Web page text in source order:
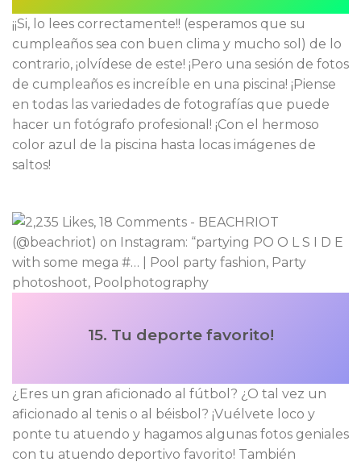
¡¡Si, lo lees correctamente!! (esperamos que su
cumpleaños sea con buen clima y mucho sol) de lo
contrario, ¡olvídese de este! ¡Pero una sesión de fotos
de cumpleaños es increíble en una piscina! ¡Piense
en todas las variedades de fotografías que puede
hacer un fotógrafo profesional! ¡Con el hermoso
color azul de la piscina hasta locas imágenes de
saltos!
15. Tu deporte favorito!
¿Eres un gran aficionado al fútbol? ¿O tal vez un
aficionado al tenis o al béisbol? ¡Vuélvete loco y
ponte tu atuendo y hagamos algunas fotos geniales
con tu atuendo deportivo favorito! También